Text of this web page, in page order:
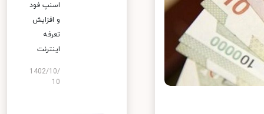
اسنپ‌ فود
و افزایش
تعرفه
اینترنت
1402/10/
10